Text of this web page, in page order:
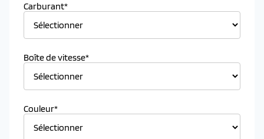
Carburant*
Boîte de vitesse*
Couleur*